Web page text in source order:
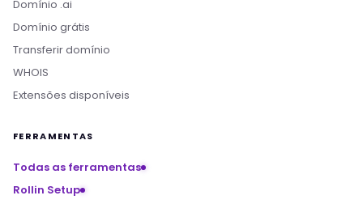
Domínio .ai
Domínio grátis
Transferir domínio
WHOIS
Extensões disponíveis
FERRAMENTAS
Todas as ferramentas
Rollin Setup